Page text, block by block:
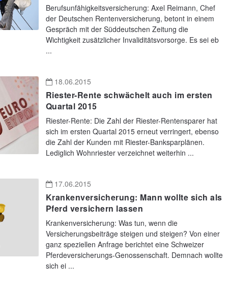
Berufsunfähigkeitsversicherung: Axel Reimann, Chef
der Deutschen Rentenversicherung, betont in einem
Gespräch mit der Süddeutschen Zeitung die
Wichtigkeit zusätzlicher Invaliditätsvorsorge. Es sei eb
...
18.06.2015
Riester-Rente schwächelt auch im ersten
Quartal 2015
Riester-Rente: Die Zahl der Riester-Rentensparer hat
sich im ersten Quartal 2015 erneut verringert, ebenso
die Zahl der Kunden mit Riester-Banksparplänen.
Lediglich Wohnriester verzeichnet weiterhin ...
17.06.2015
Krankenversicherung: Mann wollte sich als
Pferd versichern lassen
Krankenversicherung: Was tun, wenn die
Versicherungsbeiträge steigen und steigen? Von einer
ganz speziellen Anfrage berichtet eine Schweizer
Pferdeversicherungs-Genossenschaft. Demnach wollte
sich ei ...